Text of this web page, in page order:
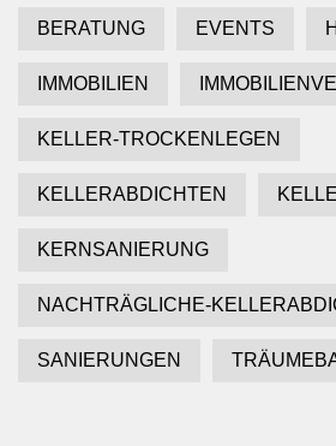
BERATUNG EVENTS
IMMOBILIEN
KELLER-TROCKENLEGEN
KELLERABDICHTEN
KERNSANIERUNG
NACHTRÄGLICHE-
SANIERUNGEN